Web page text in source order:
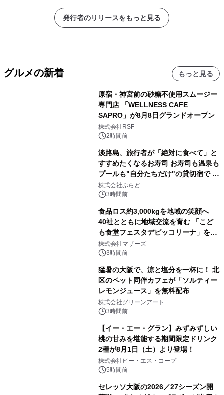
発行者のリリースをもっと見る
グルメの新着 もっと見る
原宿・神宮前の砂糖不使用スムージー
専門店 「WELLNESS CAFE
SAPRO」が8月8日グランドオープン
株式会社RSF
2時間前
淡路島、旅行者が「絶対に食べて」と
すすめたくなるお寿司 お寿司も温泉も
プールも"自分たちだけ"の貸切宿で 1
日1組限定「岩屋温泉 絵島別庭 海と
森」の握り寿司プラン
株式会社ぷらど
3時間前
食品ロス約3,000kgを地域の笑顔へ
40社とともに地域交流を育む 「こど
も食堂フェスタデピッコリーナ」を9
月5日(土)開催
株式会社マザーズ
3時間前
猛暑の大阪で、涼と塩分を一杯に！ 北
区のペット同伴カフェが「ソルティー
レモンジュース」を無料配布
株式会社グリーンアート
3時間前
【イー・エー・グラン】みずみずしい
桃の甘みを堪能する期間限定ドリンク
2種が8月1日（土）より登場！
株式会社ピー・エス・コープ
5時間前
セレッソ大阪の2026／27シーズン開